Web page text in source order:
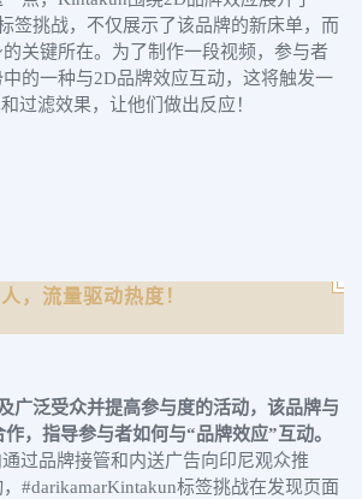
签挑战，不仅展示了该品牌的新床单，而
的关键所在。为了制作一段视频，参与者
的一种与2D品牌效应互动，这将触发一
过滤效果，让他们做出反应！
，流量驱动热度！
泛受众并提高参与度的活动，该品牌与
，指导参与者如何与“品牌效应”互动。
过品牌接管和内送广告向印尼观众推
#darikamarKintakun标签挑战在发现页面